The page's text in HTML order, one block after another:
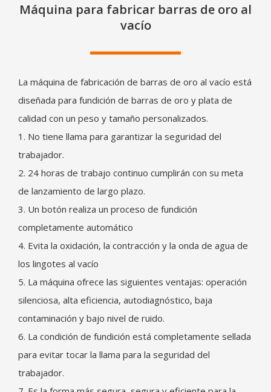
Máquina para fabricar barras de oro al
vacío
La máquina de fabricación de barras de oro al vacío está
diseñada para fundición de barras de oro y plata de
calidad con un peso y tamaño personalizados.
1. No tiene llama para garantizar la seguridad del
trabajador.
2. 24 horas de trabajo continuo cumplirán con su meta
de lanzamiento de largo plazo.
3. Un botón realiza un proceso de fundición
completamente automático
4. Evita la oxidación, la contracción y la onda de agua de
los lingotes al vacío
5. La máquina ofrece las siguientes ventajas: operación
silenciosa, alta eficiencia, autodiagnóstico, baja
contaminación y bajo nivel de ruido.
6. La condición de fundición está completamente sellada
para evitar tocar la llama para la seguridad del
trabajador.